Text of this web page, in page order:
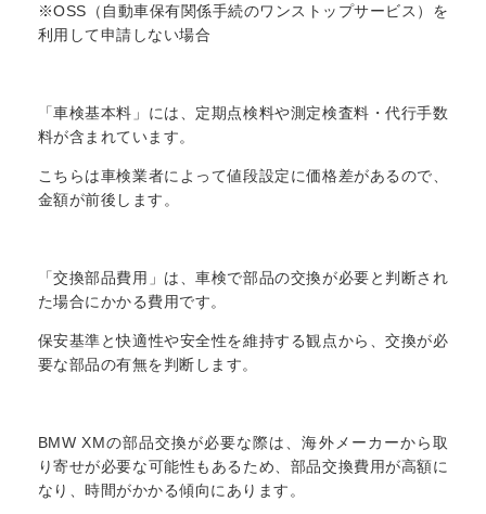
※OSS（自動車保有関係手続のワンストップサービス）を
利用して申請しない場合
「車検基本料」には、定期点検料や測定検査料・代行手数
料が含まれています。
こちらは車検業者によって値段設定に価格差があるので、
金額が前後します。
「交換部品費用」は、車検で部品の交換が必要と判断され
た場合にかかる費用です。
保安基準と快適性や安全性を維持する観点から、交換が必
要な部品の有無を判断します。
BMW XMの部品交換が必要な際は、海外メーカーから取
り寄せが必要な可能性もあるため、部品交換費用が高額に
なり、時間がかかる傾向にあります。